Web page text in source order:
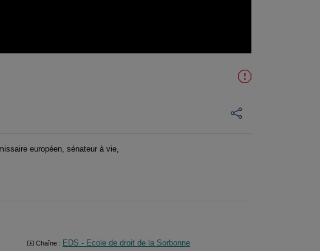
européen, sénateur à vie,
Chaîne : EDS - Ecole de droit de la Sorbonne